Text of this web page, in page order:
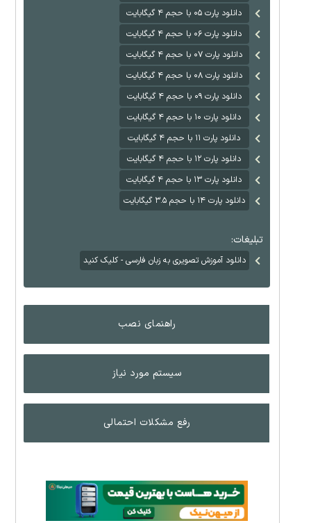
دانلود پارت ۰۵ با حجم ۴ گیگابایت
دانلود پارت ۰۶ با حجم ۴ گیگابایت
دانلود پارت ۰۷ با حجم ۴ گیگابایت
دانلود پارت ۰۸ با حجم ۴ گیگابایت
دانلود پارت ۰۹ با حجم ۴ گیگابایت
دانلود پارت ۱۰ با حجم ۴ گیگابایت
دانلود پارت ۱۱ با حجم ۴ گیگابایت
دانلود پارت ۱۲ با حجم ۴ گیگابایت
دانلود پارت ۱۳ با حجم ۴ گیگابایت
دانلود پارت ۱۴ با حجم ۳.۵ گیگابایت
تبلیغات:
دانلود آموزش تصویری به زبان فارسی - کلیک کنید
راهنمای نصب
سیستم مورد نیاز
رفع مشکلات احتمالی